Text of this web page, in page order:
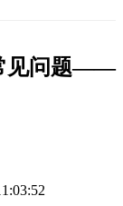
见问题——